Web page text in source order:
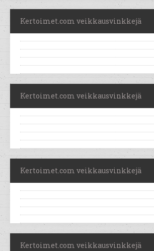
Kertoimet.com veikkausvinkkejä
Kertoimet.com veikkausvinkkejä
Kertoimet.com veikkausvinkkejä
Kertoimet.com veikkausvinkkejä